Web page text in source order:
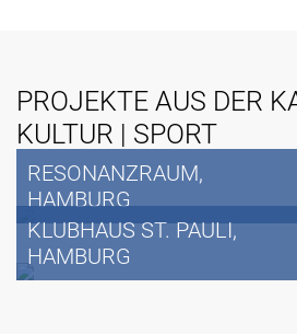
PROJEKTE AUS DER
KULTUR | SPORT
RESONANZRAUM,
HAMBURG
KLUBHAUS ST. PAULI,
HAMBURG